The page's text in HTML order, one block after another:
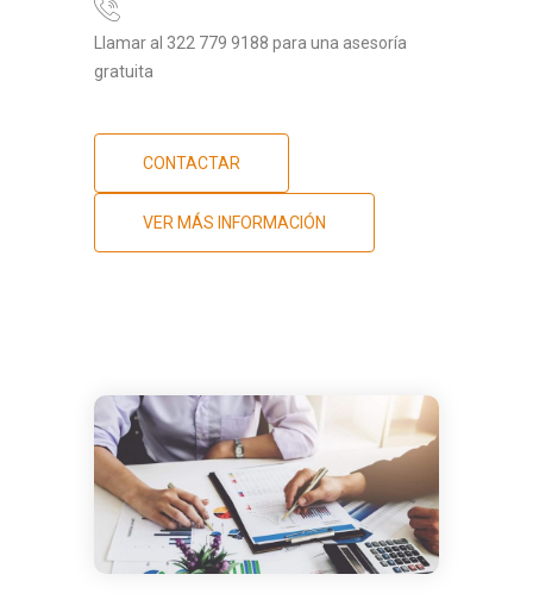
Llamar al 322 779 9188 para una asesoría
gratuita
CONTACTAR
VER MÁS INFORMACIÓN